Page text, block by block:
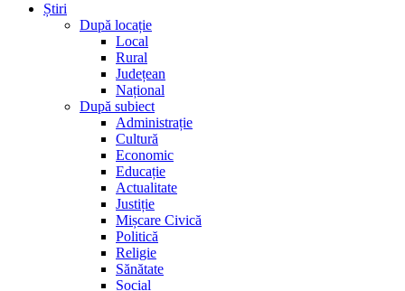
Știri
După locație
Local
Rural
Județean
Național
După subiect
Administrație
Cultură
Economic
Educație
Actualitate
Justiție
Mișcare Civică
Politică
Religie
Sănătate
Social